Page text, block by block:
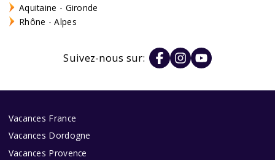
Aquitaine - Gironde
Rhône - Alpes
Suivez-nous sur:
Vacances France
Vacances Dordogne
Vacances Provence